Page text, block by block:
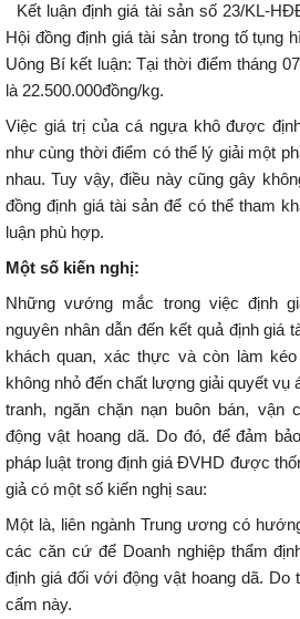
Kết luận định giá tài sản số 23/KL-
Hội đồng định giá tài sản trong tố tụng
Uông Bí kết luận: Tại thời điểm tháng
là 22.500.000đồng/kg.
Việc giá trị của cá ngựa khô được
như cùng thời điểm có thể lý giải một
nhau. Tuy vậy, điều này cũng gây
đồng định giá tài sản để có thể tham
luận phù hợp.
Một số kiến nghị:
Những vướng mắc trong việc định
nguyên nhân dẫn đến kết quả định giá
khách quan, xác thực và còn làm
không nhỏ đến chất lượng giải quyết vụ
tranh, ngăn chặn nạn buôn bán, vận
động vật hoang dã. Do đó, để đảm
pháp luật trong định giá ĐVHD được
giả có một số kiến nghị sau:
Một là, liên ngành Trung ương có
các căn cứ để Doanh nghiệp thẩm
định giá đối với động vật hoang dã. Do
cấm này.